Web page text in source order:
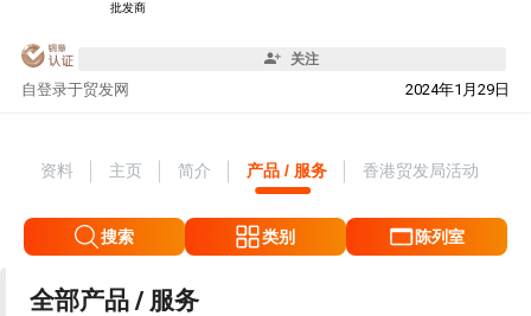
批发商
关注
自 2024年1月29日
登录于贸发网
资料 主页 简介 产品 / 服务 香港贸发局活动
搜索 类别 陈列室
全部产品 / 服务